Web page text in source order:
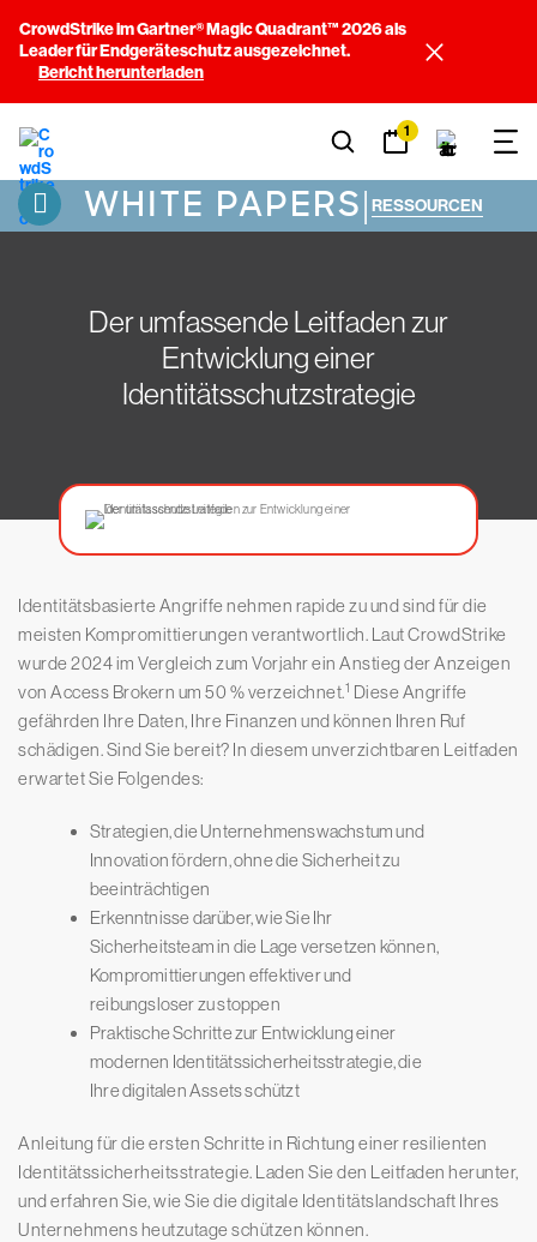
CrowdStrike im Gartner® Magic Quadrant™ 2026 als
Leader für Endgeräteschutz ausgezeichnet.
Bericht herunterladen
1
WHITE PAPERS| RESSOURCEN
Der umfassende Leitfaden zur
Entwicklung einer
Identitätsschutzstrategie
Identitätsbasierte Angriffe nehmen rapide zu und sind für die
meisten Kompromittierungen verantwortlich. Laut CrowdStrike
wurde 2024 im Vergleich zum Vorjahr ein Anstieg der Anzeigen
von Access Brokern um 50 % verzeichnet.1 Diese Angriffe
gefährden Ihre Daten, Ihre Finanzen und können Ihren Ruf
schädigen. Sind Sie bereit? In diesem unverzichtbaren Leitfaden
erwartet Sie Folgendes:
Strategien, die Unternehmenswachstum und
Innovation fördern, ohne die Sicherheit zu
beeinträchtigen
Erkenntnisse darüber, wie Sie Ihr
Sicherheitsteam in die Lage versetzen können,
Kompromittierungen effektiver und
reibungsloser zu stoppen
Praktische Schritte zur Entwicklung einer
modernen Identitätssicherheitsstrategie, die
Ihre digitalen Assets schützt
Anleitung für die ersten Schritte in Richtung einer resilienten
Identitätssicherheitsstrategie. Laden Sie den Leitfaden herunter,
und erfahren Sie, wie Sie die digitale Identitätslandschaft Ihres
Unternehmens heutzutage schützen können.